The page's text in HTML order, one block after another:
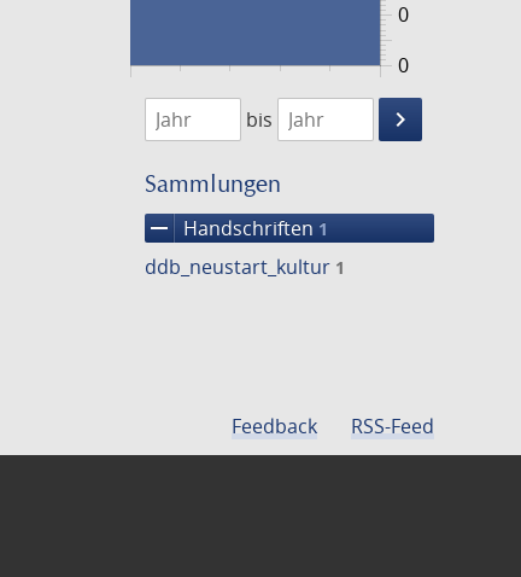
0
0
1474
1475
bis
keyboard_arrow_right
Suche
Sammlungen
remove Handschriften 1
ddb_neustart_kultur 1
Feedback RSS-Feed